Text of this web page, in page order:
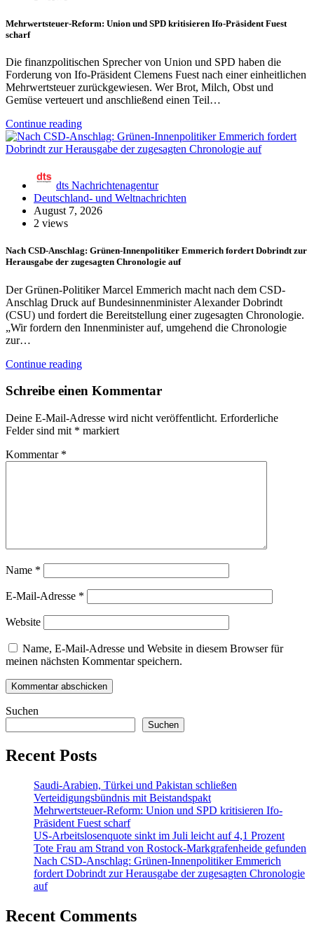
Mehrwertsteuer-Reform: Union und SPD kritisieren Ifo-Präsident Fuest
scharf
Die finanzpolitischen Sprecher von Union und SPD haben die
Forderung von Ifo-Präsident Clemens Fuest nach einer einheitlichen
Mehrwertsteuer zurückgewiesen. Wer Brot, Milch, Obst und
Gemüse verteuert und anschließend einen Teil…
Continue reading
dts Nachrichtenagentur
Deutschland- und Weltnachrichten
August 7, 2026
2 views
Nach CSD-Anschlag: Grünen-Innenpolitiker Emmerich fordert Dobrindt zur
Herausgabe der zugesagten Chronologie auf
Der Grünen-Politiker Marcel Emmerich macht nach dem CSD-
Anschlag Druck auf Bundesinnenminister Alexander Dobrindt
(CSU) und fordert die Bereitstellung einer zugesagten Chronologie.
„Wir fordern den Innenminister auf, umgehend die Chronologie
zur…
Continue reading
Schreibe einen Kommentar
Deine E-Mail-Adresse wird nicht veröffentlicht. Erforderliche
Felder sind mit * markiert
Kommentar *
Name *
E-Mail-Adresse *
Website
Name, E-Mail-Adresse und Website in diesem Browser für
meinen nächsten Kommentar speichern.
Suchen
Suchen
Recent Posts
Saudi-Arabien, Türkei und Pakistan schließen
Verteidigungsbündnis mit Beistandspakt
Mehrwertsteuer-Reform: Union und SPD kritisieren Ifo-
Präsident Fuest scharf
US-Arbeitslosenquote sinkt im Juli leicht auf 4,1 Prozent
Tote Frau am Strand von Rostock-Markgrafenheide gefunden
Nach CSD-Anschlag: Grünen-Innenpolitiker Emmerich
fordert Dobrindt zur Herausgabe der zugesagten Chronologie
auf
Recent Comments